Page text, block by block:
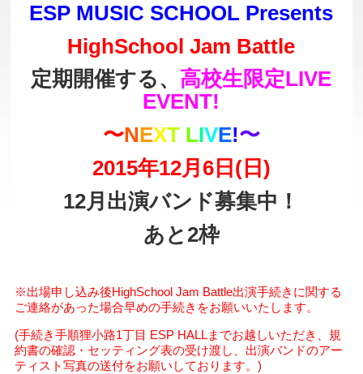
ESP MUSIC SCHOOL Presents
HighSchool Jam Battle
定期開催する、 高校生限定LIVE
EVENT!
〜NEXT LIVE!〜
2015年12月6日(日)
12月出演バンド募集中！
あと2枠
※出場申し込み後HighSchool Jam Battle出演手続きに関する
ご連絡があった場合早めの手続きをお願いいたします。
(手続き手順狸小路1丁目 ESP HALLまでお越しいただき、規
約書の確認・セッティング表の受け渡し、出演バンドのアー
ティスト写真の送付をお願いしております。)